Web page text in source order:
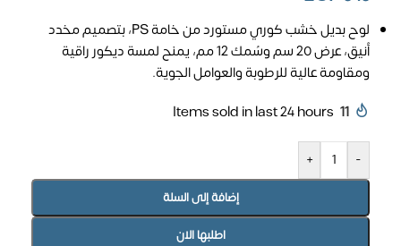
لوح بديل خشب كوري مستورد من خامة PS، بتصميم مخدد
أنيق، عرض 20 سم وسُمك 12 مم، يمنح لمسة ديكور راقية
ومقاومة عالية للرطوبة والعوامل الجوية.
11
Items sold in last 24 hours
-
+
إضافة إلى السلة
اطلبها الان